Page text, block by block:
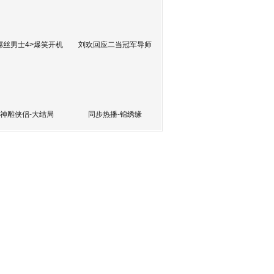
丝男士4>爆笑开机 刘欢回应二当冠军导师
神雕侠侣-大结局 同步热播-锦绣缘